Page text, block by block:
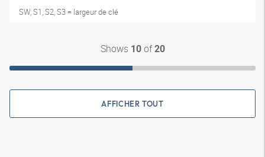
SW, S1, S2, S3 = largeur de clé
Shows 10of20
AFFICHER TOUT